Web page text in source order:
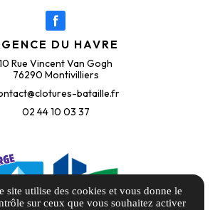
DU HAVRE
Rue Vincent Van Gogh
76290 Montivilliers
bataille.fr
02 44 10 03 37
site utilise des cookies et vous donne le
sur ceux que vous souhaitez activer